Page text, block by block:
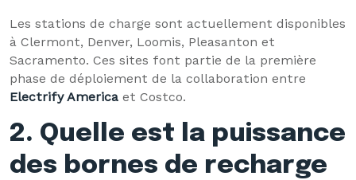
Les stations de charge sont actuellement disponibles
à Clermont, Denver, Loomis, Pleasanton et
Sacramento. Ces sites font partie de la première
phase de déploiement de la collaboration entre
Electrify America et Costco.
2. Quelle est la puissance
des bornes de recharge